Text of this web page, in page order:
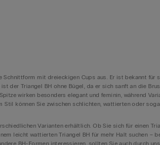
Schnittform mit dreieckigen Cups aus. Er ist bekannt für
der Triangel BH ohne Bügel, da er sich sanft an die
wirken besonders elegant und feminin, während
Stil können Sie zwischen schlichten, wattierten oder
Varianten erhältlich. Ob Sie sich für einen
leicht wattierten Triangel BH für mehr Halt suchen –
BH-Formen interessieren, sollten Sie auch durch